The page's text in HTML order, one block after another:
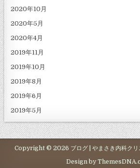
2020年10月
2020年5月
2020年4月
2019年11月
2019年10月
2019年8月
2019年6月
2019年5月
Copyright © 2026 ブログ | やまさき内科クリ
Design by